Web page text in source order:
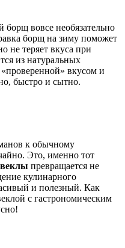
вовсе необязательно
борщ на зиму поможет
не теряет вкуса при
из натуральных
вкусом и
быстро и сытно.
к обычному
Это, именно тот
превращается не
кулинарного
и полезный. Как
с гастрономическим